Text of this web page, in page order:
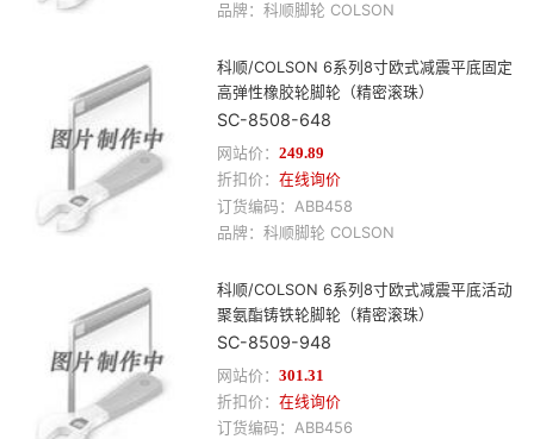
品牌： 科顺脚轮 COLSON
科顺/COLSON 6系列8寸欧式减震平底固定
高弹性橡胶轮脚轮（精密滚珠）
SC-8508-648
网站价： 249.89
折扣价： 在线询价
订货编码： ABB458
品牌： 科顺脚轮 COLSON
科顺/COLSON 6系列8寸欧式减震平底活动
聚氨酯铸铁轮脚轮（精密滚珠）
SC-8509-948
网站价： 301.31
折扣价： 在线询价
订货编码： ABB456